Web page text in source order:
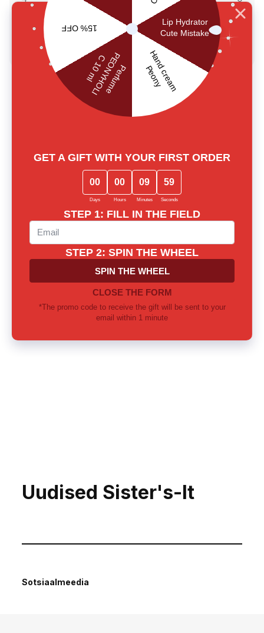
0
0
Kirjuta arvustus
Lost among notes? Let us choose
together
0 800 310 418
Mon-Sun from 10.00 to 21.00
Uudised Sister's-lt
Sotsiaalmeedia